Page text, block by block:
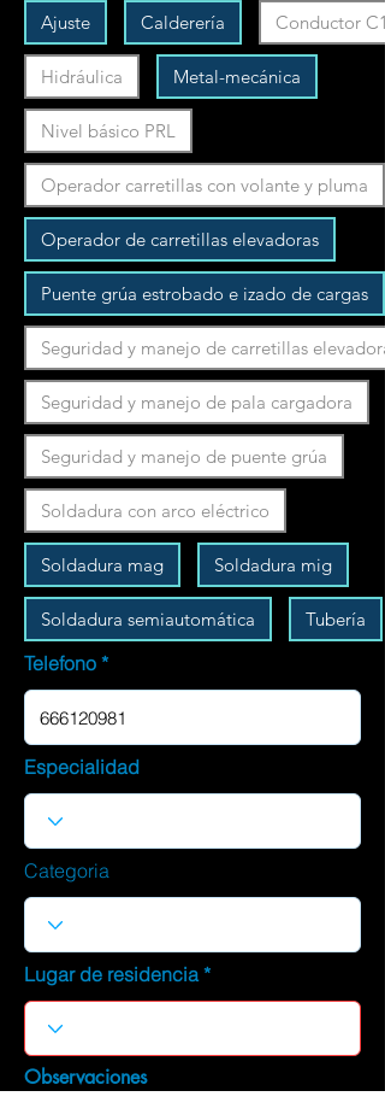
Ajuste Calderería Conductor C1
Hidráulica Metal-mecánica
Nivel básico PRL
Operador carretillas con volante y pluma
Operador de carretillas elevadoras
Puente grúa estrobado e izado de cargas
Seguridad y manejo de carretillas
Seguridad y manejo de pala cargadora
Seguridad y manejo de puente grúa
Soldadura con arco eléctrico
Soldadura mag Soldadura mig
Soldadura semiautomática Tubería
Telefono
Especialidad
Categoria
Lugar de residencia
Observaciones